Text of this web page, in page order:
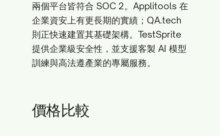
兩個平台皆符合 SOC 2。Applitools 在
企業資安上有更長期的實績；QA.tech
則正快速建置其基礎架構。TestSprite
提供企業級安全性，並支援客製 AI 模型
訓練與高法遵產業的專屬服務。
價格比較